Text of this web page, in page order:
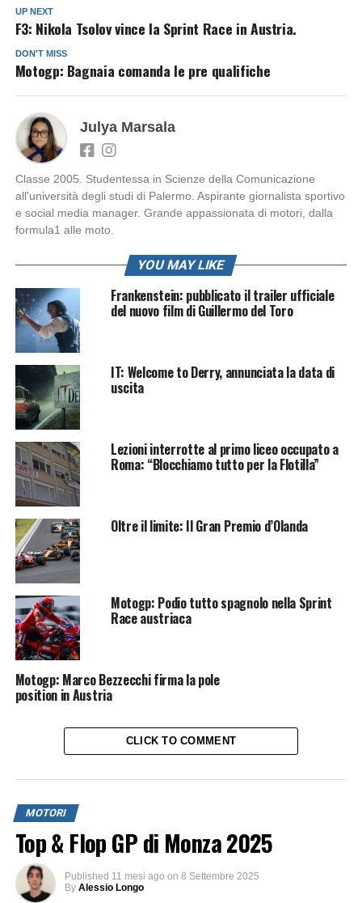
UP NEXT
F3: Nikola Tsolov vince la Sprint Race in Austria.
DON'T MISS
Motogp: Bagnaia comanda le pre qualifiche
Julya Marsala
Classe 2005. Studentessa in Scienze della Comunicazione
all'università degli studi di Palermo. Aspirante giornalista sportivo
e social media manager. Grande appassionata di motori, dalla
formula1 alle moto.
YOU MAY LIKE
Frankenstein: pubblicato il trailer ufficiale
del nuovo film di Guillermo del Toro
IT: Welcome to Derry, annunciata la data di
uscita
Lezioni interrotte al primo liceo occupato a
Roma: “Blocchiamo tutto per la Flotilla”
Oltre il limite: Il Gran Premio d’Olanda
Motogp: Podio tutto spagnolo nella Sprint
Race austriaca
Motogp: Marco Bezzecchi firma la pole
position in Austria
CLICK TO COMMENT
MOTORI
Top & Flop GP di Monza 2025
Published 11 mesi ago on 8 Settembre 2025
By Alessio Longo